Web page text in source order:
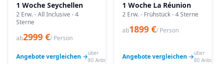
1 Woche Seychellen
2 Erw. - All Inclusive - 4
Sterne
ab2999 €/ Person
Angebote vergleichen →über
80 Anbieter
1 Woche La Réunion
2 Erw. - Frühstück - 4 Sterne
ab1899 €/ Person
Angebote vergleichen →über
80